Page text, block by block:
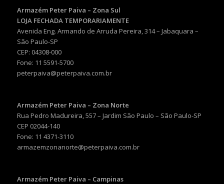
Armazém Peter Paiva – Zona Sul
LOJA FECHADA TEMPORARIAMENTE
Avenida Eng. Armando de Arruda Pereira, 314 – Jabaquara –
São Paulo-SP
CEP: 04308-000
Fone: 11 5591-5700
peterpaiva@peterpaiva.com.br
Armazém Peter Paiva – Zona Norte
Rua Pedro Madureira, 557 – Jardim São Paulo – São Paulo-SP
CEP 02044-140
Fone: 11 4371-3110
armazemzonanorte@peterpaiva.com.br
Armazém Peter Paiva – Campinas